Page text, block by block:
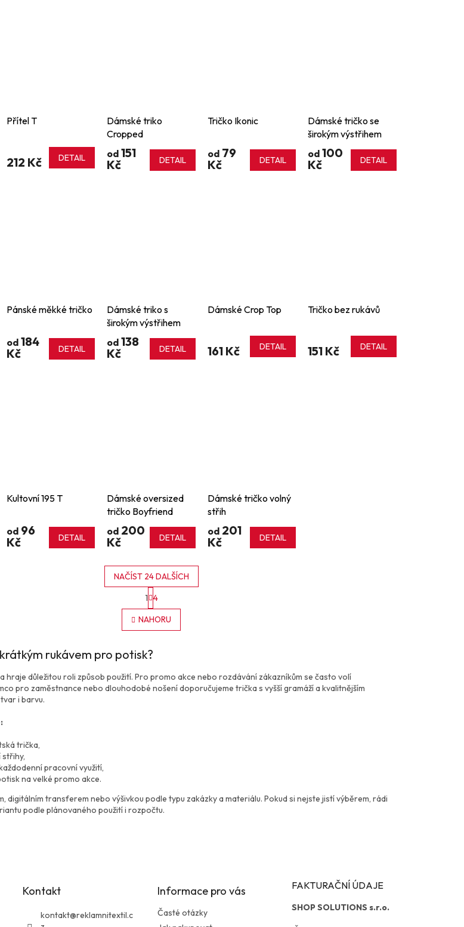
Přítel T
212 Kč DETAIL
Dámské triko
Cropped
od 151
Kč
DETAIL
Tričko Ikonic
od79
Kč
DETAIL
Dámské tričko se
širokým výstřihem
od 100
Kč
DETAIL
Pánské měkké tričko
od184
Kč
DETAIL
Dámské triko s
širokým výstřihem
od 138
Kč
DETAIL
Dámské Crop Top
161 Kč DETAIL
Tričko bez rukávů
151 Kč DETAIL
Kultovní 195 T
od96
Kč
DETAIL
Dámské oversized
tričko Boyfriend
Tričko
od 200
Kč
DETAIL
Dámské tričko volný
střih
od201
Kč
DETAIL
O
v
d
a
í
p
s
u
NAČÍST 24 DALŠÍCH
S
t
r
á
n
o
v
á
n
1 4
NAHORU
rukávem pro potisk?
hraje důležitou roli způsob použití. Pro promo akce nebo rozdávání zákazníkům se často volí
pro zaměstnance nebo dlouhodobé nošení doporučujeme trička s vyšší gramáží a kvalitnějším
i barvu.
trička,
střihy,
pracovní využití,
na velké promo akce.
digitálním transferem nebo výšivkou podle typu zakázky a materiálu. Pokud si nejste jistí výběrem, rádi
podle plánovaného použití i rozpočtu.
Kontakt
kontakt@reklamnitextil.c
Informace pro vás
Časté otázky
FAKTURAČNÍ ÚDAJE
SHOP SOLUTIONS s.r.o.